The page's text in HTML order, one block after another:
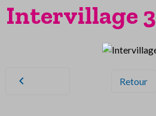
Intervillage 3
Retour